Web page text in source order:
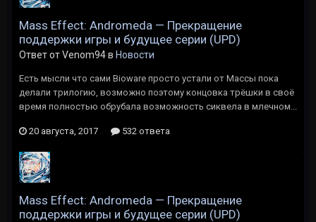
Mass Effect: Andromeda — Прекращение
поддержки игры и будущее серии (UPD)
Ответ от Venom94 в Новости
Есть мысли что сами Bioware просто устали от Массы пока
делали трилогию, возможно поэтому концовка трёшки в своё
время полностью обрубала возможность сиквела в млечном...
20 августа, 2017 532 ответа
Mass Effect: Andromeda — Прекращение
поддержки игры и будущее серии (UPD)